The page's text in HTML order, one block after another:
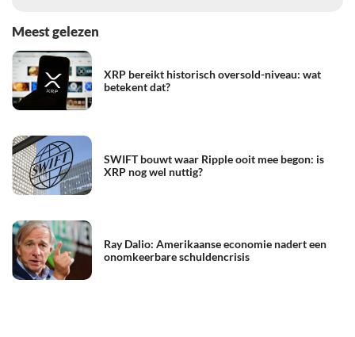
Meest gelezen
XRP bereikt historisch oversold-niveau: wat
betekent dat?
SWIFT bouwt waar Ripple ooit mee begon: is
XRP nog wel nuttig?
Ray Dalio: Amerikaanse economie nadert een
onomkeerbare schuldencrisis